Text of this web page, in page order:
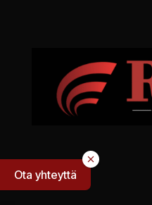
Ota yhteyttä